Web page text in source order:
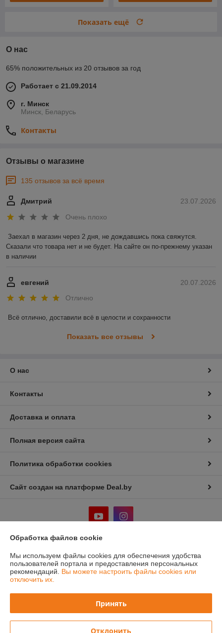
Показать ещё
О нас
65% положительных из 20 отзывов за год
Работает с 21.09.2014
г. Минск
Минск, Беларусь
Контакты
Отзывы о магазине
135 отзывов за всё время
23.07.2026
Дмитрий
Очень плохо
Заехал в магазин через 2 дня, не дождавшись пока свяжутся.
Сказали что товара нет и не будет. На сайте он по-прежнему указан
в наличии
20.07.2026
евгений
Отлично
Всё отлично, доставили всё в целости и сохранности
Показать все отзывы
О нас
Контакты
Доставка и оплата
Полная версия сайта
Политика обработки cookies
Сайт создан на платформе Deal.by
Информация для покупателя
Юридическое лицо:ООО "Лигмет групп"
г.Минск, ул. Кальварийская 33, пом.200
Регистрационный номер ЕГР: 192331419
Регистрационный орган: Мингорисполком
Обработка файлов cookie
Мы используем файлы cookies для обеспечения удобства
пользователей портала и предоставления персональных
рекомендаций. Вы можете настроить файлы cookies или
отключить их.
Принять
Отклонить